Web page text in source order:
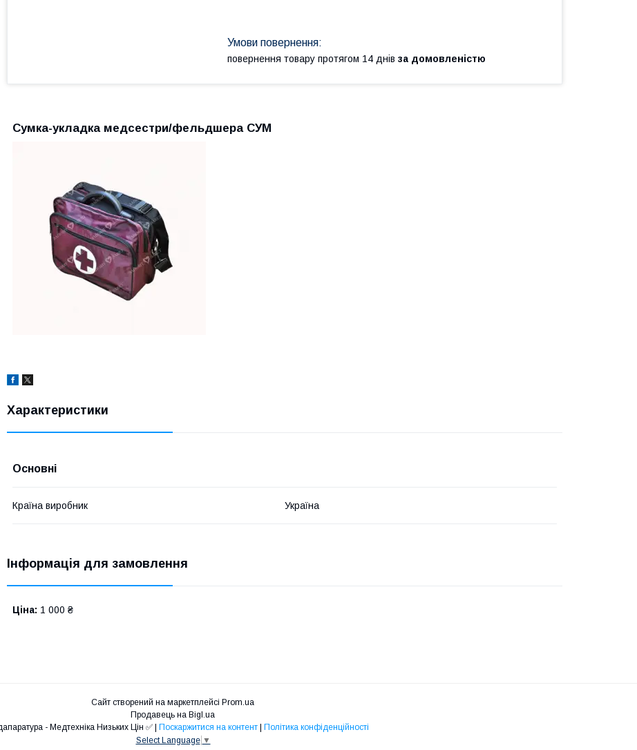
повернення товару протягом 14 днів за домовленістю
Сумка-укладка медсестри/фельдшера СУМ
Характеристики
Основні
Країна виробник Україна
Інформація для замовлення
Ціна: 1 000 ₴
Сайт створений на маркетплейсі Prom.ua
Продавець на Bigl.ua
❤️Медапаратура - Медтехніка Низьких Цін ✅ | Поскаржитися на контент | Політика конфіденційності
Select Language ▼